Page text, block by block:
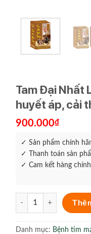
Tam Đại Nhất
huyết áp, cải
900.000₫
✓ Sản phẩm chính
✓ Thanh toán sản
✓ Cam kết hàng
Tam Đại Nhất Lương –
Danh mục: Bệnh tim